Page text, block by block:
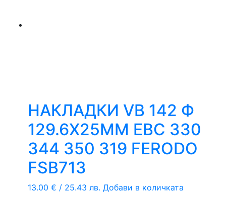
НАКЛАДКИ VB 142 Ф
129.6Х25ММ EBC 330
344 350 319 FERODO
FSB713
13.00 € / 25.43 лв. Добави в количката